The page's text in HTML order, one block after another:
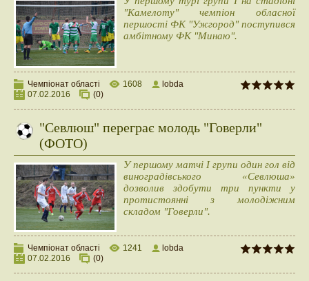
"Камелоту" чемпіон обласної
першості ФК "Ужгород" поступився
амбітному ФК "Минаю".
Чемпіонат області 1608
lobda
07.02.2016
(0)
"Севлюш" переграє молодь "Говерли"
(ФОТО)
У першому матчі І групи один гол від
виноградівського «Севлюша»
дозволив здобути три пункти у
протистоянні з молодіжним
складом "Говерли".
Чемпіонат області 1241
lobda
07.02.2016
(0)